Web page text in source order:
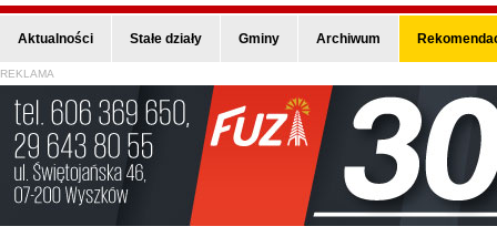
Aktualności Stałe działy Gminy Archiwum
REKLAMA